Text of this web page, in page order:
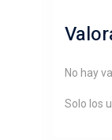
No hay
Solo los